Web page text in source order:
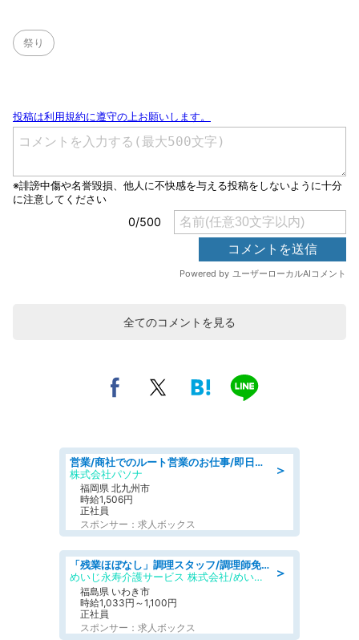
祭り
全てのコメントを見る
＞
営業/商社でのルート営業のお仕事/即日勤務可/車通勤可/営業
株式会社パソナ
福岡県 北九州市
時給1,506円
正社員
スポンサー：求人ボックス
＞
「残業ほぼなし」調理スタッフ/調理師免許必須/正職員/日勤のみ/住宅型有料老人ホーム
めいじ永寿介護サービス 株式会社/めいじ永寿介護サービスセンター
福島県 いわき市
時給1,033円～1,100円
正社員
スポンサー：求人ボックス